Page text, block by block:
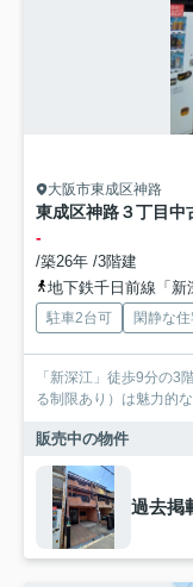
大阪市東成区神路
東成区神路３丁目中
-
/築26年 /3階建
地下鉄千日前線「新
駐車2台可 閑静な
「新深江」徒歩9分の3
る制限あり）は魅力的
販売中の物件
過去掲